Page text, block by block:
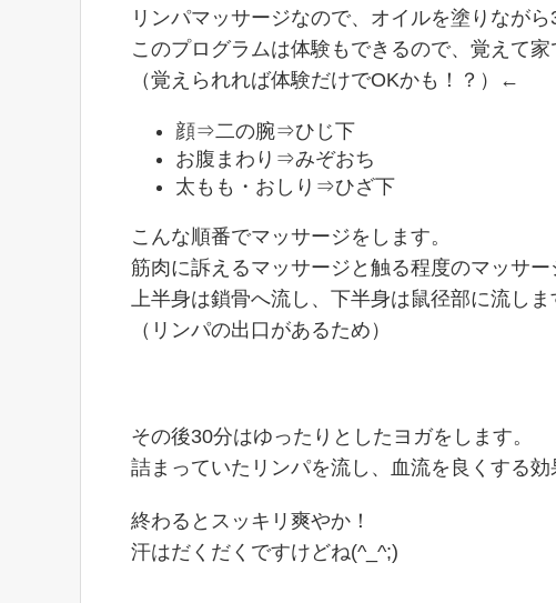
リンパマッサージなので、オイルを塗りながら
このプログラムは体験もできるので、覚えて
（覚えられれば体験だけでOKかも！？）←
顔⇒二の腕⇒ひじ下
お腹まわり⇒みぞおち
太もも・おしり⇒ひざ下
こんな順番でマッサージをします。
筋肉に訴えるマッサージと触る程度のマッサー
上半身は鎖骨へ流し、下半身は鼠径部に流しま
（リンパの出口があるため）
その後30分はゆったりとしたヨガをします。
詰まっていたリンパを流し、血流を良くする効
終わるとスッキリ爽やか！
汗はだくだくですけどね(^_^;)